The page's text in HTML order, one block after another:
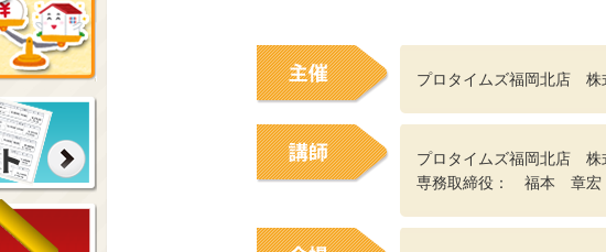
プロタイムズ福岡北店 株
プロタイムズ福岡北店 株
専務取締役： 福本 章宏